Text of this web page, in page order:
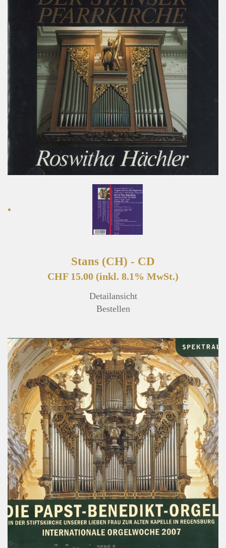
Stans (CH) - CD
CHF 15.00 (inkl. 8.1% MwSt.)
Detailansicht
Bestellen